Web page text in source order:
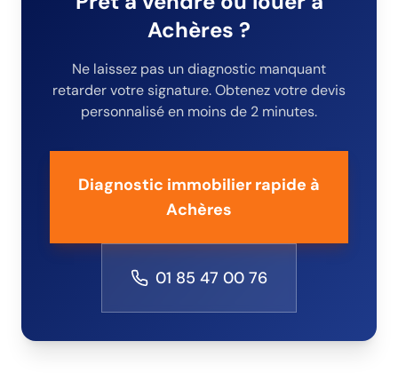
Achères ?
Ne laissez pas un diagnostic manquant
retarder votre signature. Obtenez votre devis
personnalisé en moins de 2 minutes.
Diagnostic immobilier rapide à
Achères
01 85 47 00 76